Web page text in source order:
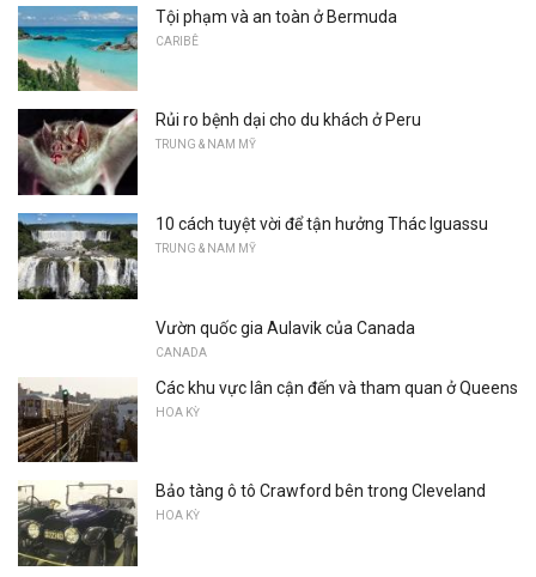
Tội phạm và an toàn ở Bermuda
CARIBÊ
Rủi ro bệnh dại cho du khách ở Peru
TRUNG & NAM MỸ
10 cách tuyệt vời để tận hưởng Thác Iguassu
TRUNG & NAM MỸ
Vườn quốc gia Aulavik của Canada
CANADA
Các khu vực lân cận đến và tham quan ở Queens
HOA KỲ
Bảo tàng ô tô Crawford bên trong Cleveland
HOA KỲ